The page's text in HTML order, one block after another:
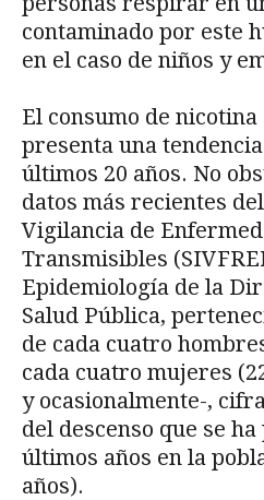
contaminado por este
en el caso de niños y
El consumo de
presenta una
últimos 20 años. No
datos más recientes
Vigilancia de
Transmisibles
Epidemiología de la
Salud Pública,
de cada cuatro
cada cuatro mujeres
y ocasionalmente-,
del descenso que se
últimos años en la
años).